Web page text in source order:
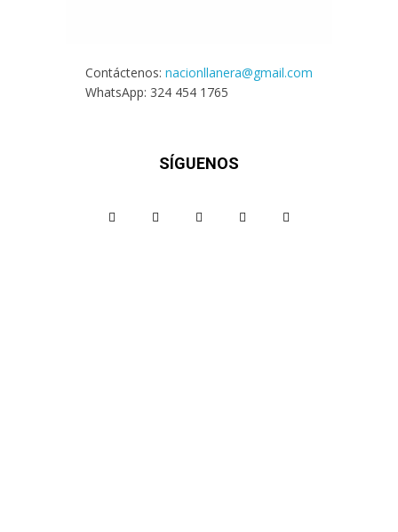
Contáctenos: nacionllanera@gmail.com
WhatsApp: 324 454 1765
SÍGUENOS